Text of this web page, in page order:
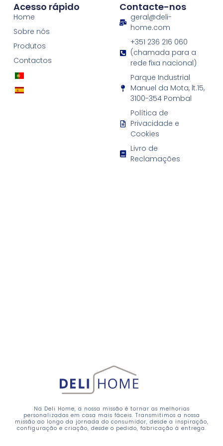
Na Deli Home, a nossa missão é tornar as melhorias
personalizadas em casa mais fáceis. Transmitimos a nossa
missão ao longo da jornada do consumidor, desde a inspiração,
configuração e criação, desde o pedido, fabricação à entrega.
Acesso rápido
Home
Sobre nós
Produtos
Contactos
Contacte-nos
geral@deli-
home.com
+351 236 216 060
(chamada para a
rede fixa nacional)
Parque Industrial
Manuel da Mota, lt.15,
3100-354 Pombal
Política de
Privacidade e
Cookies
Livro de
Reclamações